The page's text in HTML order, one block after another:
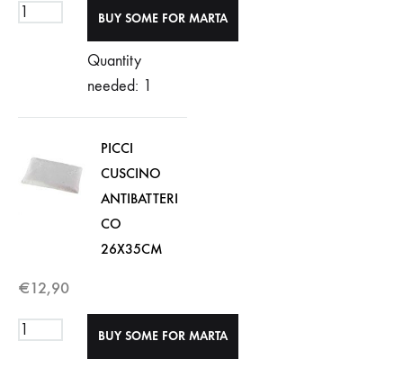
Quantity
needed: 1
PICCI
CUSCINO
ANTIBATTERI
CO
26X35CM
€12,90